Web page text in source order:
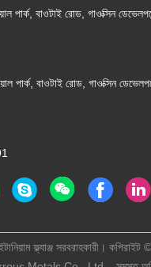
পার্ক, বাওটাই রোড, গাওক্সিন
পার্ক, বাওটাই রোড, গাওক্সিন
ফ্ল্যাঞ্জ সরবরাহকারী।